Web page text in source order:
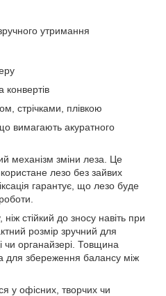
утримання
конвертів
стрічками, плівкою
вимагають акуратного
механізм зміни леза. Це
лезо без зайвих
гарантує, що лезо буде
стійкий до зносу навіть при
розмір зручний для
чи органайзері. Товщина
для збереження балансу між
у офісних, творчих чи